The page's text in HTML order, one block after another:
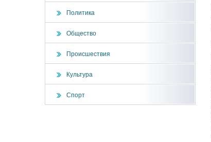
Политика
Общество
Происшествия
Культура
Спорт